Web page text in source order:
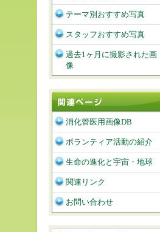
テーマ別おすすめ写真
スタッフおすすめ写真
過去1ヶ月に撮影された画
像
消化管医用画像DB
ボランティア活動の紹介
生命の進化と宇宙・地球
関連リンク
お問い合わせ